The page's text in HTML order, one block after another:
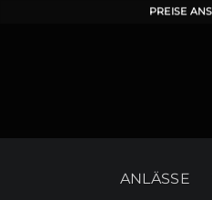
PREISE
ANLÄSSE